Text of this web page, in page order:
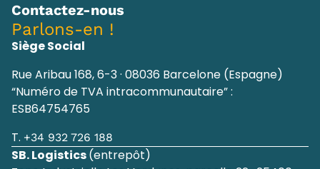
Contactez-nous
Parlons-en !
Siège Social
Rue Aribau 168, 6-3 · 08036 Barcelone (Espagne)
“Numéro de TVA intracommunautaire” :
ESB64754765
T. +34 932 726 188
SB. Logistics(entrepôt)